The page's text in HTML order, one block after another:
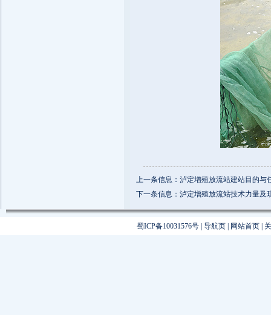
上一条信息：泸定增殖放流站建站目的与
下一条信息：泸定增殖放流站技术力量及
蜀ICP备10031576号 导航页 网站首页